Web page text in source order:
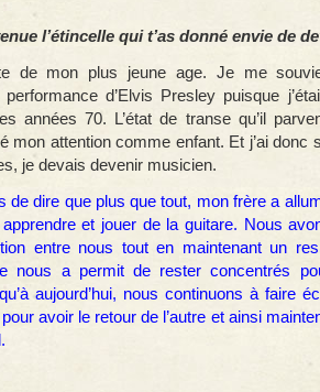
l’étincelle qui t’as donné envie de
de mon plus jeune age. Je me
d’Elvis Presley puisque
années 70. L’état de transe qu’il
mon attention comme enfant. Et j’ai donc
je devais devenir musicien.
de dire que plus que tout, mon frère a
apprendre et jouer de la guitare. Nous
entre nous tout en maintenant un
nous a permit de rester concentrés
aujourd’hui, nous continuons à faire
avoir le retour de l’autre et ainsi